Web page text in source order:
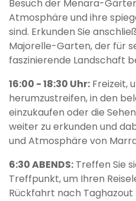
Besuch der Menara-
Atmosphäre und ihre
sind. Erkunden Sie
Majorelle-Garten, der für
faszinierende Landschaft
16:00 - 18:30 Uhr: Freizeit,
herumzustreifen, in den
einzukaufen oder die
weiter zu erkunden und
und Atmosphäre von
6:30 ABENDS: Treffen Sie
Treffpunkt, um Ihren
Rückfahrt nach Taghazout